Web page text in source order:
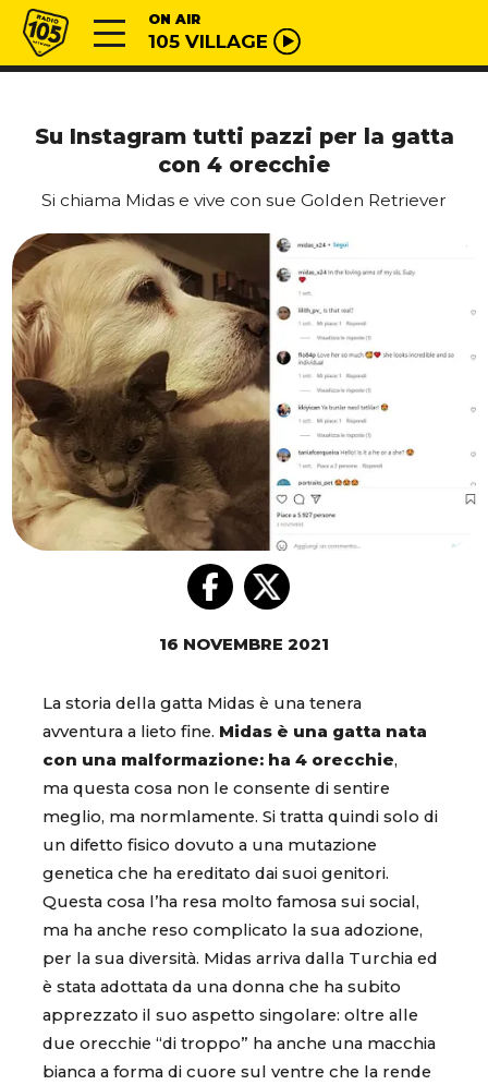
Vai al contenuto
Radio 105 ON AIR
105 VILLAGE
Su Instagram tutti pazzi per la gatta
con 4 orecchie
Si chiama Midas e vive con sue Golden Retriever
16 NOVEMBRE 2021
La storia della gatta Midas è una tenera
avventura a lieto fine. Midas è una gatta nata
con una malformazione: ha 4 orecchie,
ma questa cosa non le consente di sentire
meglio, ma normlamente. Si tratta quindi solo di
un difetto fisico dovuto a una mutazione
genetica che ha ereditato dai suoi genitori.
Questa cosa l’ha resa molto famosa sui social,
ma ha anche reso complicato la sua adozione,
per la sua diversità. Midas arriva dalla Turchia ed
è stata adottata da una donna che ha subito
apprezzato il suo aspetto singolare: oltre alle
due orecchie “di troppo” ha anche una macchia
bianca a forma di cuore sul ventre che la rende